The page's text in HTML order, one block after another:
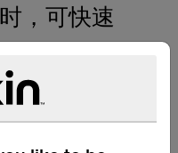
，可快速
26 分钟
50%，并提供长
长时间电力充足，
娱乐。